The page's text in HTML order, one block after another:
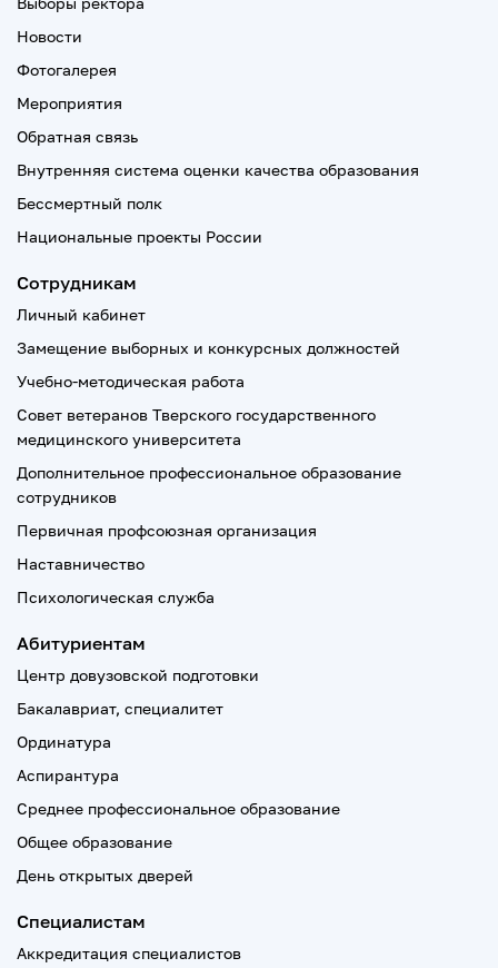
Новости
Фотогалерея
Мероприятия
Обратная связь
Внутренняя система оценки качества образования
Бессмертный полк
Национальные проекты России
Сотрудникам
Личный кабинет
Замещение выборных и конкурсных должностей
Учебно-методическая работа
Совет ветеранов Тверского государственного
медицинского университета
Дополнительное профессиональное образование
сотрудников
Первичная профсоюзная организация
Наставничество
Психологическая служба
Абитуриентам
Центр довузовской подготовки
Бакалавриат, специалитет
Ординатура
Аспирантура
Среднее профессиональное образование
Общее образование
День открытых дверей
Специалистам
Аккредитация специалистов